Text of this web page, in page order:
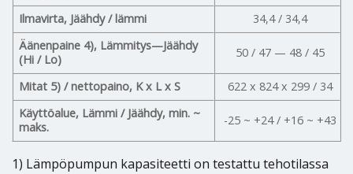
Ilmavirta, Jäähdy / lämmi
34,4 / 34,4
Äänenpaine 4), Lämmitys—Jäähdy
(Hi / Lo)
50 / 47 — 48 / 45
Mitat 5) / nettopaino, K x L x S
622 x 824 x 299 / 34
Käyttöalue, Lämmi / Jäähdy, min. ~
maks.
-25 ~ +24 / +16 ~ +43
1) Lämpöpumpun kapasiteetti on testattu tehotilassa